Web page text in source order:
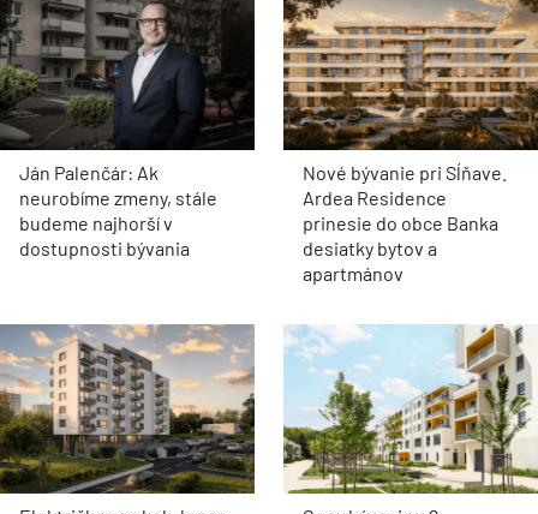
Ján Palenčár: Ak
neurobíme zmeny, stále
budeme najhorší v
dostupnosti bývania
Nové bývanie pri Sĺňave.
Ardea Residence
prinesie do obce Banka
desiatky bytov a
apartmánov